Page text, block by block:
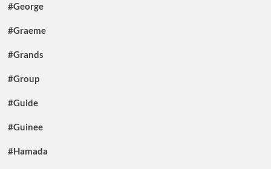
#George
#Graeme
#Grands
#Group
#Guide
#Guinee
#Hamada